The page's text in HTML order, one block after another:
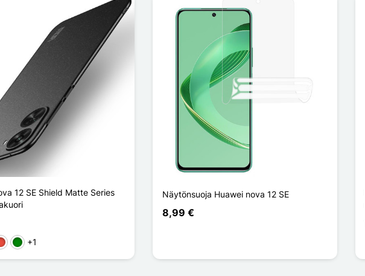
12 SE Shield Matte Series
Vihreä
+1
Näytönsuoja Huawei nova 12 SE
8,99 €